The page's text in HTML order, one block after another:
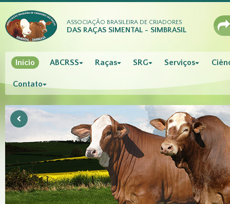
ASSOCIAÇÃO BRASILEIRA DE CRIADORES
DAS RAÇAS SIMENTAL - SIMBRASIL
Início ABCRSS Raças SRG Serviços
Contato